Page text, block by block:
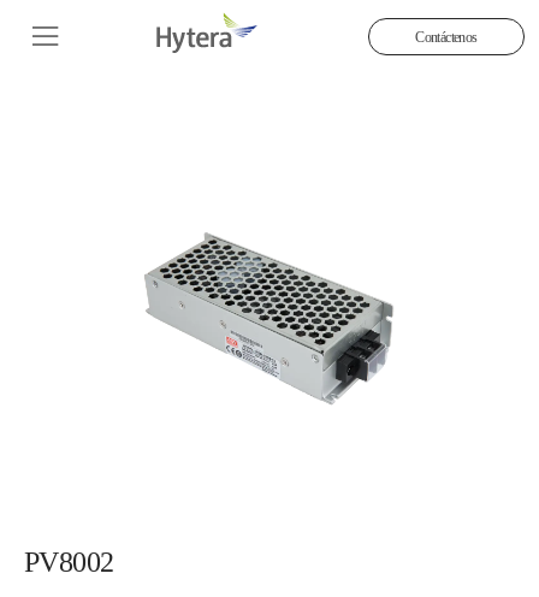
Contáctenos
PV8002